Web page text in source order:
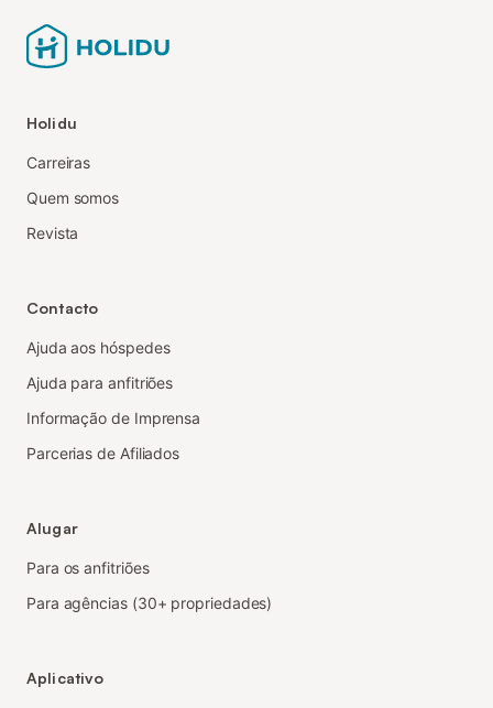
Holidu
Carreiras
Quem somos
Revista
Contacto
Ajuda aos hóspedes
Ajuda para anfitriões
Informação de Imprensa
Parcerias de Afiliados
Alugar
Para os anfitriões
Para agências (30+ propriedades)
Aplicativo